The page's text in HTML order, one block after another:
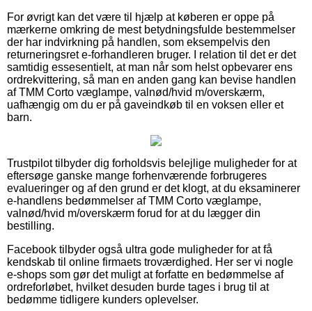
For øvrigt kan det være til hjælp at køberen er oppe på
mærkerne omkring de mest betydningsfulde bestemmelser
der har indvirkning på handlen, som eksempelvis den
returneringsret e-forhandleren bruger. I relation til det er det
samtidig essesentielt, at man når som helst opbevarer ens
ordrekvittering, så man en anden gang kan bevise handlen
af TMM Corto væglampe, valnød/hvid m/overskærm,
uafhængig om du er på gaveindkøb til en voksen eller et
barn.
Trustpilot tilbyder dig forholdsvis belejlige muligheder for at
eftersøge ganske mange forhenværende forbrugeres
evalueringer og af den grund er det klogt, at du eksaminerer
e-handlens bedømmelser af TMM Corto væglampe,
valnød/hvid m/overskærm forud for at du lægger din
bestilling.
Facebook tilbyder også ultra gode muligheder for at få
kendskab til online firmaets troværdighed. Her ser vi nogle
e-shops som gør det muligt at forfatte en bedømmelse af
ordreforløbet, hvilket desuden burde tages i brug til at
bedømme tidligere kunders oplevelser.